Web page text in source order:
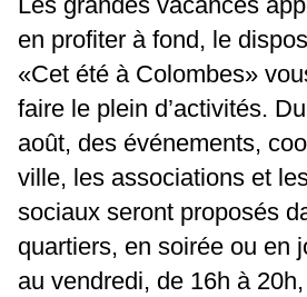
en profiter à fond, le
«Cet été à Colombes»
faire le plein d’activités.
août, des événements,
ville, les associations et
sociaux seront proposés
quartiers, en soirée ou en
au vendredi, de 16h à